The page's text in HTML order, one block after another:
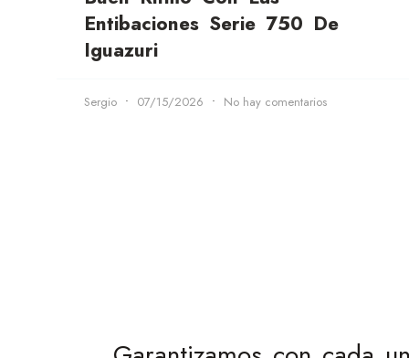
Entibaciones Serie 750 De
Iguazuri
Sergio 07/15/2026 No hay comentarios